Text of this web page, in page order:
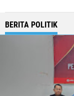
BERITA POLITIK